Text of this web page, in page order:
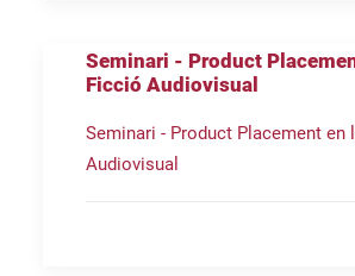
Seminari - Product
Ficció Audiovisual
Seminari - Product Placement en
Audiovisual